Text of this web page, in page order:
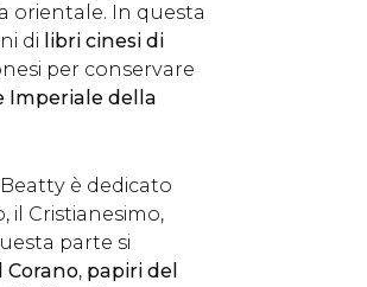
orientale. In questa
di libri cinesi di
per conservare
Imperiale della
è dedicato
il Cristianesimo,
parte si
Corano, papiri del